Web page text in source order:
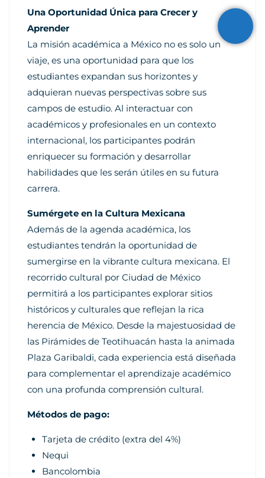
Una Oportunidad Única para Crecer y
Aprender
La misión académica a México no es solo un
viaje, es una oportunidad para que los
estudiantes expandan sus horizontes y
adquieran nuevas perspectivas sobre sus
campos de estudio. Al interactuar con
académicos y profesionales en un contexto
internacional, los participantes podrán
enriquecer su formación y desarrollar
habilidades que les serán útiles en su futura
carrera.
Sumérgete en la Cultura Mexicana
Además de la agenda académica, los
estudiantes tendrán la oportunidad de
sumergirse en la vibrante cultura mexicana. El
recorrido cultural por Ciudad de México
permitirá a los participantes explorar sitios
históricos y culturales que reflejan la rica
herencia de México. Desde la majestuosidad de
las Pirámides de Teotihuacán hasta la animada
Plaza Garibaldi, cada experiencia está diseñada
para complementar el aprendizaje académico
con una profunda comprensión cultural.
Métodos de pago:
Tarjeta de crédito (extra del 4%)
Nequi
Bancolombia